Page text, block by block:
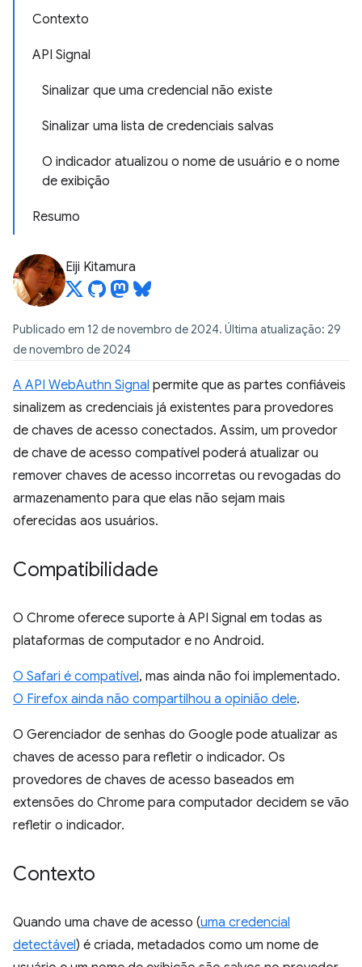
Contexto
API Signal
Sinalizar que uma credencial não existe
Sinalizar uma lista de credenciais salvas
O indicador atualizou o nome de usuário e o nome
de exibição
Resumo
Eiji Kitamura
Publicado em 12 de novembro de 2024. Última atualização: 29
de novembro de 2024
A API WebAuthn Signal permite que as partes confiáveis
sinalizem as credenciais já existentes para provedores
de chaves de acesso conectados. Assim, um provedor
de chave de acesso compatível poderá atualizar ou
remover chaves de acesso incorretas ou revogadas do
armazenamento para que elas não sejam mais
oferecidas aos usuários.
Compatibilidade
O Chrome oferece suporte à API Signal em todas as
plataformas de computador e no Android.
O Safari é compatível, mas ainda não foi implementado.
O Firefox ainda não compartilhou a opinião dele.
O Gerenciador de senhas do Google pode atualizar as
chaves de acesso para refletir o indicador. Os
provedores de chaves de acesso baseados em
extensões do Chrome para computador decidem se vão
refletir o indicador.
Contexto
Quando uma chave de acesso (uma credencial
detectável) é criada, metadados como um nome de